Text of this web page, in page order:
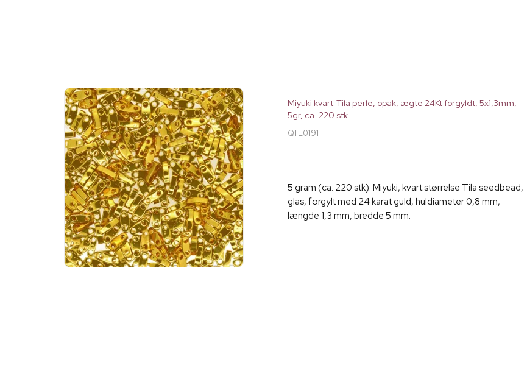
Miyuki kvart-Tila perle, opak, ægte 24Kt forgyldt, 5x1,3mm,
5gr, ca. 220 stk
QTL0191
5 gram (ca. 220 stk). Miyuki, kvart størrelse Tila seedbead,
glas, forgylt med 24 karat guld, huldiameter 0,8 mm,
længde 1,3 mm, bredde 5 mm.